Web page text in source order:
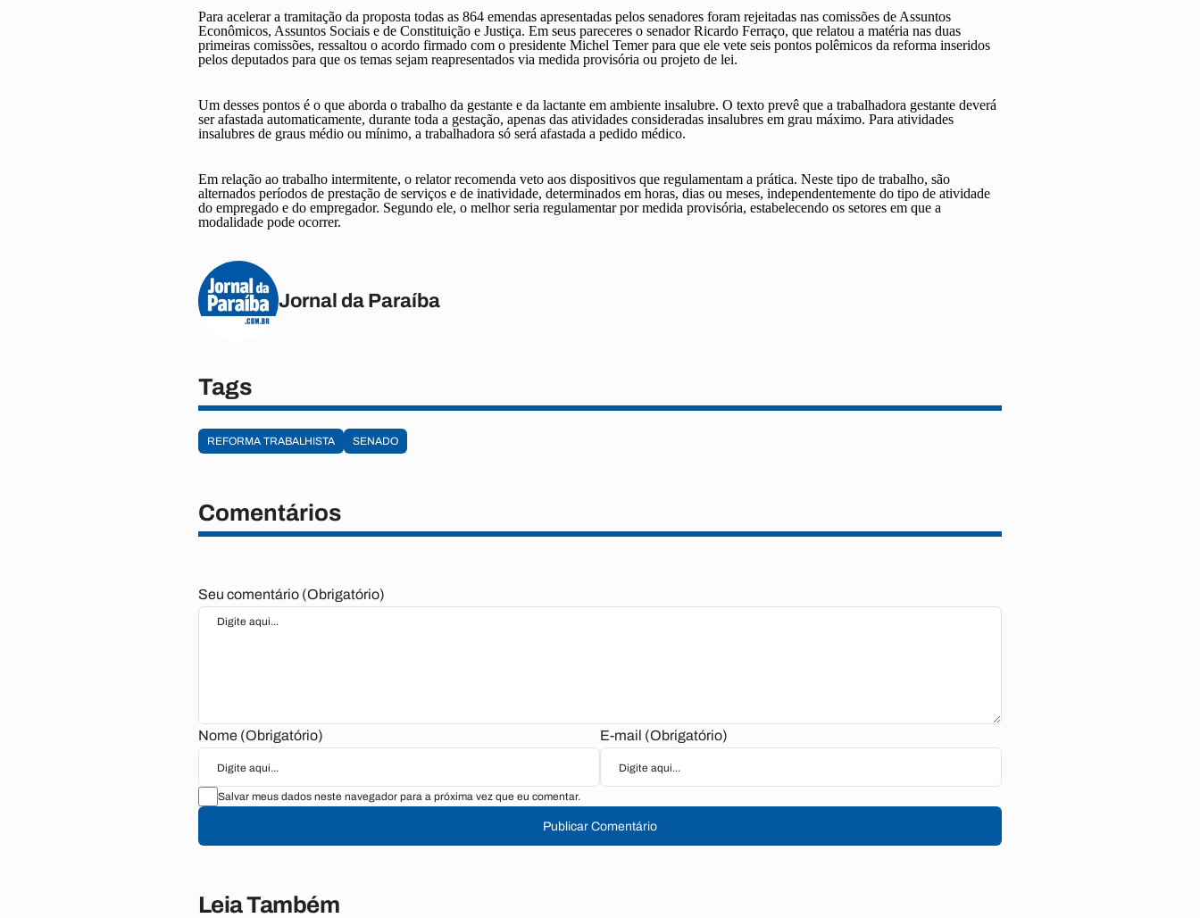
Para acelerar a tramitação da proposta todas as 864 emendas apresentadas pelos senadores foram rejeitadas nas comissões de Assuntos
Econômicos, Assuntos Sociais e de Constituição e Justiça. Em seus pareceres o senador Ricardo Ferraço, que relatou a matéria nas duas
primeiras comissões, ressaltou o acordo firmado com o presidente Michel Temer para que ele vete seis pontos polêmicos da reforma inseridos
pelos deputados para que os temas sejam reapresentados via medida provisória ou projeto de lei.
Um desses pontos é o que aborda o trabalho da gestante e da lactante em ambiente insalubre. O texto prevê que a trabalhadora gestante deverá
ser afastada automaticamente, durante toda a gestação, apenas das atividades consideradas insalubres em grau máximo. Para atividades
insalubres de graus médio ou mínimo, a trabalhadora só será afastada a pedido médico.
Em relação ao trabalho intermitente, o relator recomenda veto aos dispositivos que regulamentam a prática. Neste tipo de trabalho, são
alternados períodos de prestação de serviços e de inatividade, determinados em horas, dias ou meses, independentemente do tipo de atividade
do empregado e do empregador. Segundo ele, o melhor seria regulamentar por medida provisória, estabelecendo os setores em que a
modalidade pode ocorrer.
Jornal da Paraíba
Tags
REFORMA TRABALHISTA SENADO
Comentários
Seu comentário (Obrigatório)
Nome (Obrigatório) E-mail (Obrigatório)
Salvar meus dados neste navegador para a próxima vez que eu comentar.
Publicar Comentário
Leia Também